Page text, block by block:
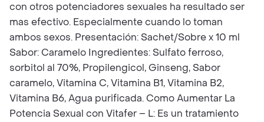
con otros potenciadores sexuales ha resultado ser
mas efectivo. Especialmente cuando lo toman
ambos sexos. Presentación: Sachet/Sobre x 10 ml
Sabor: Caramelo Ingredientes: Sulfato ferroso,
sorbitol al 70%, Propilengicol, Ginseng, Sabor
caramelo, Vitamina C, Vitamina B1, Vitamina B2,
Vitamina B6, Agua purificada. Como Aumentar La
Potencia Sexual con Vitafer – L: Es un tratamiento